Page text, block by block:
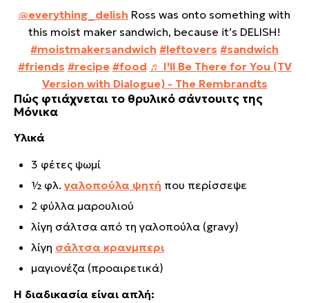
@everything_delish Ross was onto something with
this moist maker sandwich, because it’s DELISH!
#moistmakersandwich #leftovers #sandwich
#friends #recipe #food ♬ I'll Be There for You (TV
Version with Dialogue) - The Rembrandts
Πώς φτιάχνεται το θρυλικό σάντουιτς της
Μόνικα
Υλικά
3 φέτες ψωμί
½ φλ. γαλοπούλα ψητή που περίσσεψε
2 φύλλα μαρουλιού
λίγη σάλτσα από τη γαλοπούλα (gravy)
λίγη σάλτσα κρανμπερι
μαγιονέζα (προαιρετικά)
Η διαδικασία είναι απλή: